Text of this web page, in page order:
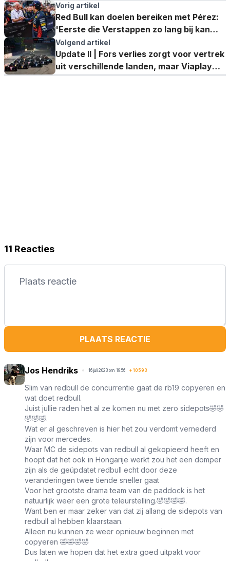
Vorig artikel
Red Bull kan doelen bereiken met Pérez:
'Eerste die Verstappen zo lang bij kan
houden'
Volgend artikel
Update II | Fors verlies zorgt voor vertrek
uit verschillende landen, maar Viaplay
blijft in Nederland
11 Reacties
PLAATS REACTIE
Jos Hendriks 16 juli 2023 om 19:56 + 10593
Slim van redbull de concurrentie gaat de rb19 copyeren en
wat doet redbull.
Juist jullie raden het al ze komen nu met zero sidepots🤣🤣
🤣🤣🤣.
Wat er al geschreven is hier het zou verdomt vernederd
zijn voor mercedes.
Waar MC de sidepots van redbull al gekopieerd heeft en
hoopt dat het ook in Hongarije werkt zou het een domper
zijn als de geüpdatet redbull echt door deze
veranderingen twee tiende sneller gaat
Voor het grootste drama team van de paddock is het
natuurlijk weer een grote teleurstelling.🤣🤣🤣🤣.
Want ben er maar zeker van dat zij allang de sidepots van
redbull al hebben klaarstaan.
Alleen nu kunnen ze weer opnieuw beginnen met
copyeren 🤣🤣🤣🤣
Dus laten we hopen dat het extra goed uitpakt voor